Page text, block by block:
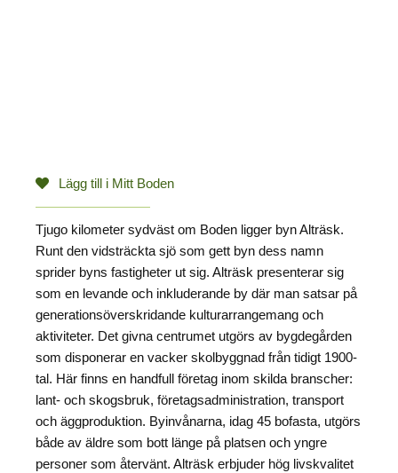
Lägg till i Mitt Boden
Tjugo kilometer sydväst om Boden ligger byn Alträsk.
Runt den vidsträckta sjö som gett byn dess namn
sprider byns fastigheter ut sig. Alträsk presenterar sig
som en levande och inkluderande by där man satsar på
generationsöverskridande kulturarrangemang och
aktiviteter. Det givna centrumet utgörs av bygdegården
som disponerar en vacker skolbyggnad från tidigt 1900-
tal. Här finns en handfull företag inom skilda branscher:
lant- och skogsbruk, företagsadministration, transport
och äggproduktion. Byinvånarna, idag 45 bofasta, utgörs
både av äldre som bott länge på platsen och yngre
personer som återvänt. Alträsk erbjuder hög livskvalitet